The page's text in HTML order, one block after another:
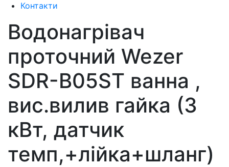
Контакти
Водонагрівач
проточний Wezer
SDR-B05ST ванна ,
вис.вилив гайка (3
кВт, датчик
темп,+лійка+шланг)